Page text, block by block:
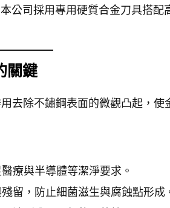
公司採用專用硬質合金刀具搭配
關鍵
去除不鏽鋼表面的微觀凸起，
療與半導體等潔淨要求。
留，防止細菌滋生與腐蝕點形成